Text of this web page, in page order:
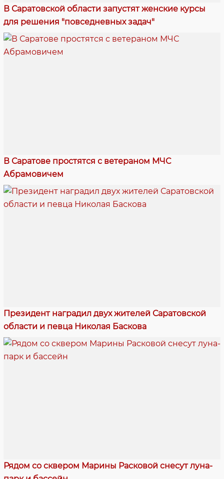
В Саратовской области запустят женские курсы
для решения "повседневных задач"
В Саратове простятся с ветераном МЧС
Абрамовичем
Президент наградил двух жителей Саратовской
области и певца Николая Баскова
Рядом со сквером Марины Расковой снесут луна-